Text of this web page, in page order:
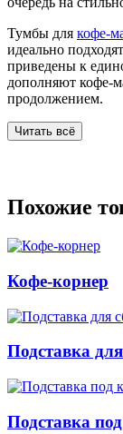
Тумбы для кофе-
идеально
приведены к
дополняют кофе-
продолжением.
Читать всё
Похожие
Кофе-корнер
Подставка
Подставка